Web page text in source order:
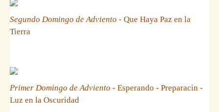
Segundo Domingo de Adviento - Que Haya Paz en la
Tierra
Primer Domingo de Adviento - Esperando - Preparacin -
Luz en la Oscuridad